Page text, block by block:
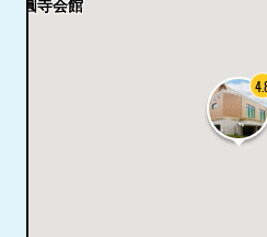
正圓寺会館